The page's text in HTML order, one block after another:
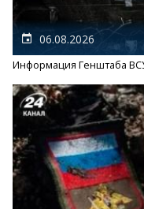
06.08.2026
Информация Генштаба